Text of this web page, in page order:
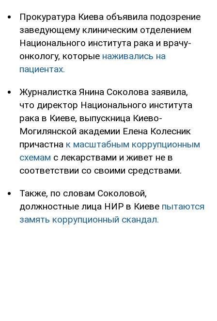
Прокуратура Киева объявила подозрение
заведующему клиническим отделением
Национального института рака и врачу-
онкологу, которые наживались на
пациентах.
Журналистка Янина Соколова заявила,
что директор Национального института
рака в Киеве, выпускница Киево-
Могилянской академии Елена Колесник
причастна к масштабным коррупционным
схемам с лекарствами и живет не в
соответствии со своими средствами.
Также, по словам Соколовой,
должностные лица НИР в Киеве пытаются
замять коррупционный скандал.